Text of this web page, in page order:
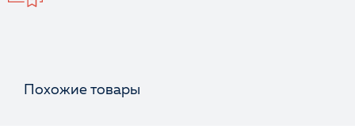
Похожие товары